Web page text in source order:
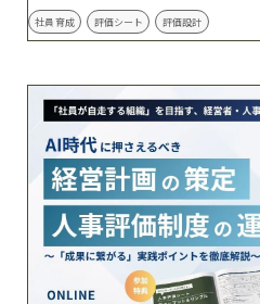
社員育成 評価シート 評価設計